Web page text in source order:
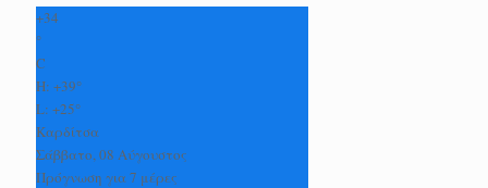
+34
°
C
H: +39°
L: +25°
Καρδίτσα
Σάββατο, 08 Αύγουστος
Πρόγνωση για 7 μέρες